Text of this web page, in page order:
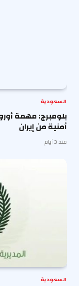
السعودية
بلومبرج: مهمة
أمنية من إيران
منذ 3 أيام
السعودية